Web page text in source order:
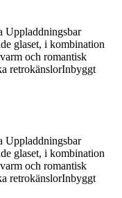
Uppladdningsbar
glaset, i kombination
och romantisk
retrokänslorInbyggt
Uppladdningsbar
glaset, i kombination
och romantisk
retrokänslorInbyggt